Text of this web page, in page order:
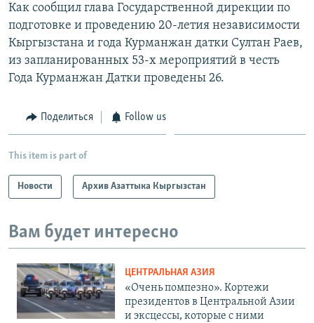
Как сообщил глава Государственной дирекции по
подготовке и проведению 20-летия независимости
Кыргызстана и года Курманжан датки Султан Раев,
из запланированных 53-х мероприятий в честь
Года Курманжан Датки проведены 26.
Поделиться Follow us
This item is part of
Новости Архив Азаттыка Кыргызстан
Вам будет интересно
ЦЕНТРАЛЬНАЯ АЗИЯ
«Очень помпезно». Кортежи
президентов в Центральной Азии
и эксцессы, которые с ними